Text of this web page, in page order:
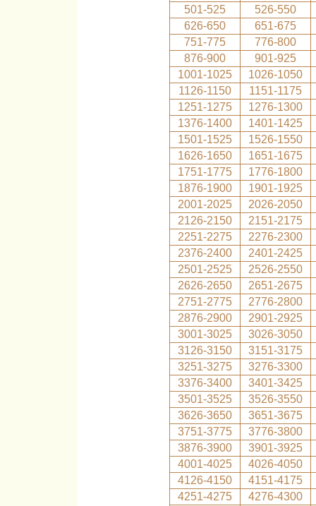
501-525
526-550
626-650
651-675
751-775
776-800
876-900
901-925
1001-1025
1026-1050
1126-1150
1151-1175
1251-1275
1276-1300
1376-1400
1401-1425
1501-1525
1526-1550
1626-1650
1651-1675
1751-1775
1776-1800
1876-1900
1901-1925
2001-2025
2026-2050
2126-2150
2151-2175
2251-2275
2276-2300
2376-2400
2401-2425
2501-2525
2526-2550
2626-2650
2651-2675
2751-2775
2776-2800
2876-2900
2901-2925
3001-3025
3026-3050
3126-3150
3151-3175
3251-3275
3276-3300
3376-3400
3401-3425
3501-3525
3526-3550
3626-3650
3651-3675
3751-3775
3776-3800
3876-3900
3901-3925
4001-4025
4026-4050
4126-4150
4151-4175
4251-4275
4276-4300